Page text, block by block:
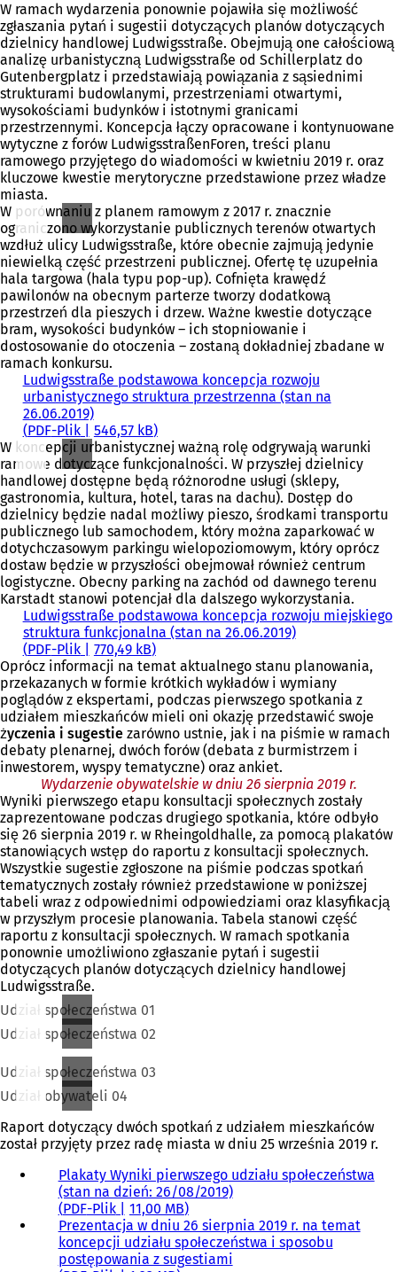
W ramach wydarzenia ponownie pojawiła się możliwość
zgłaszania pytań i sugestii dotyczących planów dotyczących
dzielnicy handlowej Ludwigsstraße. Obejmują one całościową
analizę urbanistyczną Ludwigsstraße od Schillerplatz do
Gutenbergplatz i przedstawiają powiązania z sąsiednimi
strukturami budowlanymi, przestrzeniami otwartymi,
wysokościami budynków i istotnymi granicami
przestrzennymi. Koncepcja łączy opracowane i kontynuowane
wytyczne z forów LudwigsstraßenForen, treści planu
ramowego przyjętego do wiadomości w kwietniu 2019 r. oraz
kluczowe kwestie merytoryczne przedstawione przez władze
miasta.
W porównaniu z planem ramowym z 2017 r. znacznie
ograniczono wykorzystanie publicznych terenów otwartych
wzdłuż ulicy Ludwigsstraße, które obecnie zajmują jedynie
niewielką część przestrzeni publicznej. Ofertę tę uzupełnia
hala targowa (hala typu pop-up). Cofnięta krawędź
pawilonów na obecnym parterze tworzy dodatkową
przestrzeń dla pieszych i drzew. Ważne kwestie dotyczące
bram, wysokości budynków – ich stopniowanie i
dostosowanie do otoczenia – zostaną dokładniej zbadane w
ramach konkursu.
Ludwigsstraße podstawowa koncepcja rozwoju
urbanistycznego struktura przestrzenna (stan na
26.06.2019)
PDF-Plik
546,57 kB
W koncepcji urbanistycznej ważną rolę odgrywają warunki
ramowe dotyczące funkcjonalności. W przyszłej dzielnicy
handlowej dostępne będą różnorodne usługi (sklepy,
gastronomia, kultura, hotel, taras na dachu). Dostęp do
dzielnicy będzie nadal możliwy pieszo, środkami transportu
publicznego lub samochodem, który można zaparkować w
dotychczasowym parkingu wielopoziomowym, który oprócz
dostaw będzie w przyszłości obejmował również centrum
logistyczne. Obecny parking na zachód od dawnego terenu
Karstadt stanowi potencjał dla dalszego wykorzystania.
Ludwigsstraße podstawowa koncepcja rozwoju miejskiego
struktura funkcjonalna (stan na 26.06.2019)
PDF-Plik
770,49 kB
Oprócz informacji na temat aktualnego stanu planowania,
przekazanych w formie krótkich wykładów i wymiany
poglądów z ekspertami, podczas pierwszego spotkania z
udziałem mieszkańców mieli oni okazję przedstawić swoje
życzenia i sugestie zarówno ustnie, jak i na piśmie w ramach
debaty plenarnej, dwóch forów (debata z burmistrzem i
inwestorem, wyspy tematyczne) oraz ankiet.
Wydarzenie obywatelskie w dniu 26 sierpnia 2019 r.
Wyniki pierwszego etapu konsultacji społecznych zostały
zaprezentowane podczas drugiego spotkania, które odbyło
się 26 sierpnia 2019 r. w Rheingoldhalle, za pomocą plakatów
stanowiących wstęp do raportu z konsultacji społecznych.
Wszystkie sugestie zgłoszone na piśmie podczas spotkań
tematycznych zostały również przedstawione w poniższej
tabeli wraz z odpowiednimi odpowiedziami oraz klasyfikacją
w przyszłym procesie planowania. Tabela stanowi część
raportu z konsultacji społecznych. W ramach spotkania
ponownie umożliwiono zgłaszanie pytań i sugestii
dotyczących planów dotyczących dzielnicy handlowej
Ludwigsstraße.
Udział społeczeństwa 01
Udział społeczeństwa 02
Udział społeczeństwa 03
Udział obywateli 04
Raport dotyczący dwóch spotkań z udziałem mieszkańców
został przyjęty przez radę miasta w dniu 25 września 2019 r.
Plakaty Wyniki pierwszego udziału społeczeństwa
(stan na dzień: 26/08/2019)
PDF-Plik
11,00 MB
Prezentacja w dniu 26 sierpnia 2019 r. na temat
koncepcji udziału społeczeństwa i sposobu
postępowania z sugestiami